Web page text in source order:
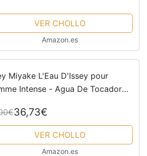
VER CHOLLO
Amazon.es
Miyake L'Eau D'Issey pour
Intense - Agua De Tocador
36,73€
VER CHOLLO
Amazon.es